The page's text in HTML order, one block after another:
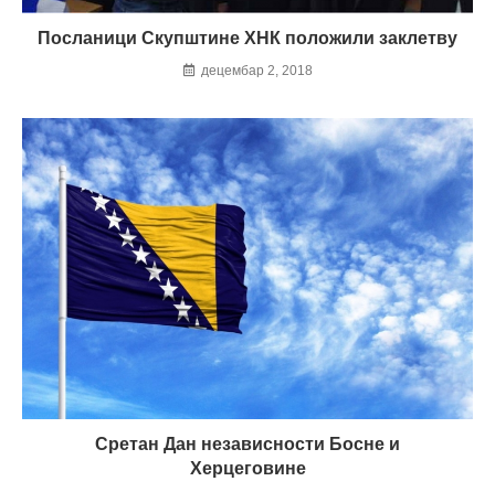
Посланици Скупштине ХНК положили заклетву
децембар 2, 2018
Сретан Дан независности Босне и
Херцеговине